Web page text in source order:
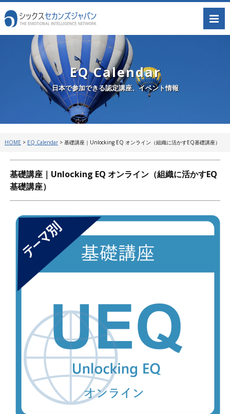
EQ Calendar
日本で参加できる認定講座、イベント情報
HOME > EQ Calendar> 基礎講座｜Unlocking EQ オンライン（組織に活かすEQ基礎講座）
基礎講座｜Unlocking EQ オンライン（組織に活かすEQ
基礎講座）